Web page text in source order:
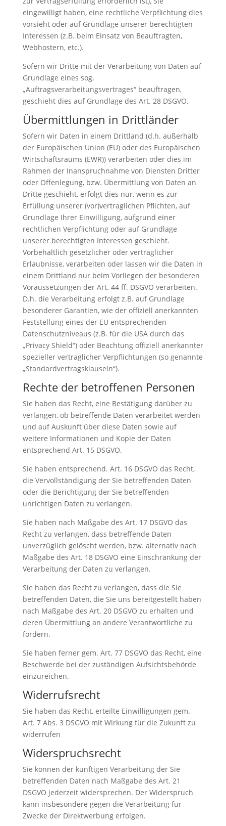
eingewilligt haben, eine rechtliche Verpflichtung dies
vorsieht oder auf Grundlage unserer berechtigten
Interessen (z.B. beim Einsatz von Beauftragten,
Webhostern, etc.).
Sofern wir Dritte mit der Verarbeitung von Daten auf
Grundlage eines sog.
„Auftragsverarbeitungsvertrages“ beauftragen,
geschieht dies auf Grundlage des Art. 28 DSGVO.
Übermittlungen in Drittländer
Sofern wir Daten in einem Drittland (d.h. außerhalb
der Europäischen Union (EU) oder des Europäischen
Wirtschaftsraums (EWR)) verarbeiten oder dies im
Rahmen der Inanspruchnahme von Diensten Dritter
oder Offenlegung, bzw. Übermittlung von Daten an
Dritte geschieht, erfolgt dies nur, wenn es zur
Erfüllung unserer (vor)vertraglichen Pflichten, auf
Grundlage Ihrer Einwilligung, aufgrund einer
rechtlichen Verpflichtung oder auf Grundlage
unserer berechtigten Interessen geschieht.
Vorbehaltlich gesetzlicher oder vertraglicher
Erlaubnisse, verarbeiten oder lassen wir die Daten in
einem Drittland nur beim Vorliegen der besonderen
Voraussetzungen der Art. 44 ff. DSGVO verarbeiten.
D.h. die Verarbeitung erfolgt z.B. auf Grundlage
besonderer Garantien, wie der offiziell anerkannten
Feststellung eines der EU entsprechenden
Datenschutzniveaus (z.B. für die USA durch das
„Privacy Shield“) oder Beachtung offiziell anerkannter
spezieller vertraglicher Verpflichtungen (so genannte
„Standardvertragsklauseln“).
Rechte der betroffenen Personen
Sie haben das Recht, eine Bestätigung darüber zu
verlangen, ob betreffende Daten verarbeitet werden
und auf Auskunft über diese Daten sowie auf
weitere Informationen und Kopie der Daten
entsprechend Art. 15 DSGVO.
Sie haben entsprechend. Art. 16 DSGVO das Recht,
die Vervollständigung der Sie betreffenden Daten
oder die Berichtigung der Sie betreffenden
unrichtigen Daten zu verlangen.
Sie haben nach Maßgabe des Art. 17 DSGVO das
Recht zu verlangen, dass betreffende Daten
unverzüglich gelöscht werden, bzw. alternativ nach
Maßgabe des Art. 18 DSGVO eine Einschränkung der
Verarbeitung der Daten zu verlangen.
Sie haben das Recht zu verlangen, dass die Sie
betreffenden Daten, die Sie uns bereitgestellt haben
nach Maßgabe des Art. 20 DSGVO zu erhalten und
deren Übermittlung an andere Verantwortliche zu
fordern.
Sie haben ferner gem. Art. 77 DSGVO das Recht, eine
Beschwerde bei der zuständigen Aufsichtsbehörde
einzureichen.
Widerrufsrecht
Sie haben das Recht, erteilte Einwilligungen gem.
Art. 7 Abs. 3 DSGVO mit Wirkung für die Zukunft zu
widerrufen
Widerspruchsrecht
Sie können der künftigen Verarbeitung der Sie
betreffenden Daten nach Maßgabe des Art. 21
DSGVO jederzeit widersprechen. Der Widerspruch
kann insbesondere gegen die Verarbeitung für
Zwecke der Direktwerbung erfolgen.